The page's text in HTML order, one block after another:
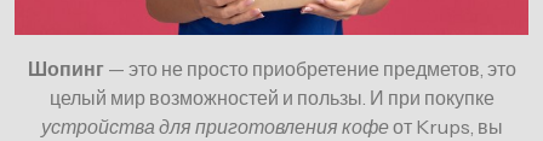
Шопинг— это не просто приобретение предметов, это
целый мир возможностей и пользы. И при покупке
устройства для приготовления кофеот Krups, вы